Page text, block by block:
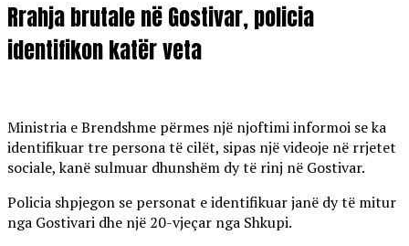
Rrahja brutale në Gostivar, policia
identifikon katër veta
Ministria e Brendshme përmes një njoftimi informoi se ka
identifikuar tre persona të cilët, sipas një videoje në rrjetet
sociale, kanë sulmuar dhunshëm dy të rinj në Gostivar.
Policia shpjegon se personat e identifikuar janë dy të mitur
nga Gostivari dhe një 20-vjeçar nga Shkupi.